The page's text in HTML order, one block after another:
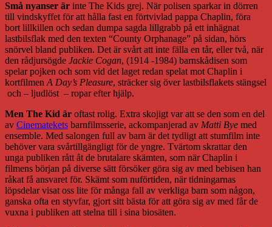
Små nyanser är inte The Kids grej. När polisen sparkar in dörren
till vindskyffet för att hålla fast en förtvivlad pappa Chaplin, föra
bort lillkillen och sedan dumpa sagda lillgrabb på ett inhägnat
lastbilsflak med den texten “County Orphanage” på sidan, hörs
snörvel bland publiken. Det är svårt att inte fälla en tår, eller två, när
den rådjursögde Jackie Cogan, (1914 -1984) barnskådisen som
spelar pojken och som vid det laget redan spelat mot Chaplin i
kortfilmen A Day’s Pleasure, sträcker sig över lastbilsflakets stängsel
och – ljudlöst – ropar efter hjälp.
Men The Kid är oftast rolig. Extra skojigt var att se den som en del
av Cinematekets barnfilmsserie, ackompanjerad av Matti Bye med
ensemble. Med salongen full av barn är det tydligt att stumfilm inte
behöver vara svårtillgängligt för de yngre. Tvärtom skrattar den
unga publiken rått åt de brutalare skämten, som när Chaplin i
filmens början på diverse sätt försöker göra sig av med bebisen han
råkat få ansvaret för. Skämt som nuförtiden, när tidningarnas
löpsdelar visat oss lite för många fall av verkliga barn som någon,
ganska ofta en styvfar, gjort sitt bästa för att göra sig av med får de
vuxna i publiken att stelna till i sina biosäten.